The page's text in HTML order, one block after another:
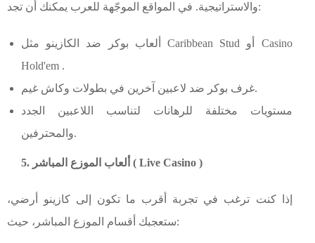
والاستراتيجية. في المواقع الموجّهة للعرب يمكنك أن تجد:
ألعاب بوكر ضد الكازينو مثل Caribbean Stud أو Casino
Hold'em .
غرف بوكر ضد لاعبين آخرين في بطولات وكاش غيم.
مستويات مختلفة للرهانات لتناسب اللاعبين الجدد
والمحترفين.
5. ألعاب الموزع المباشر ( Live Casino )
إذا كنت ترغب في تجربة أقرب ما تكون إلى كازينو أرضي،
ستعجبك أقسام الموزع المباشر، حيث: